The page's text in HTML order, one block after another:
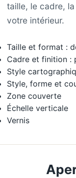
taille, le cadre,
votre intérieur.
Taille et format :
Cadre et finition :
Style
Style, forme et
Zone couverte
Échelle verticale
Vernis